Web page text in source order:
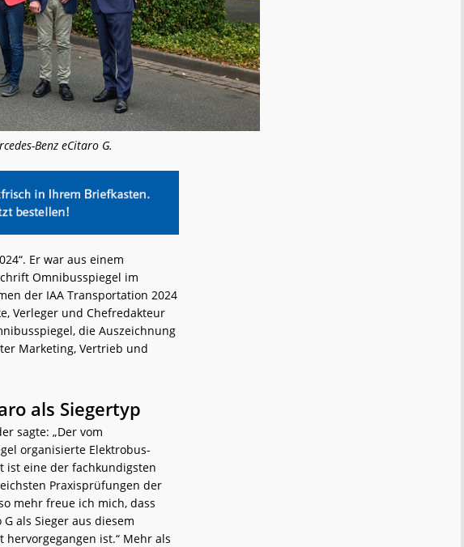
Benz eCitaro G.
Er war aus einem
Omnibusspiegel im
der IAA Transportation 2024
Verleger und Chefredakteur
die Auszeichnung
Marketing, Vertrieb und
als Siegertyp
sagte: „Der vom
organisierte Elektrobus-
ist eine der fachkundigsten
Praxisprüfungen der
mehr freue ich mich, dass
als Sieger aus diesem
hervorgegangen ist.“ Mehr als